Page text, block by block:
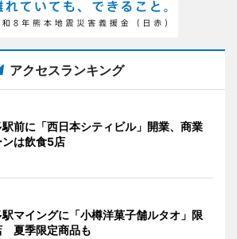
アクセスランキング
前に「西日本シティビル」開業、商業
ンは飲食5店
マイングに「小樽洋菓子舗ルタオ」限
夏季限定商品も